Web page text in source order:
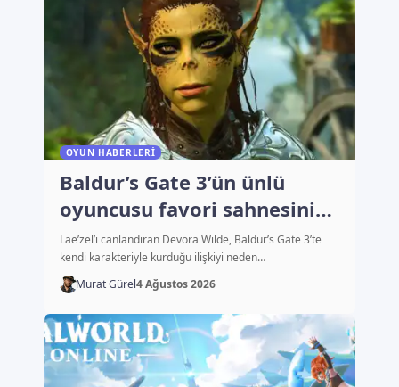
OYUN HABERLERI
Baldur’s Gate 3’ün ünlü
oyuncusu favori sahnesini
açıkladı
Lae’zel’i canlandıran Devora Wilde, Baldur’s Gate 3’te
kendi karakteriyle kurduğu ilişkiyi neden…
Murat Gürel4 Ağustos 2026